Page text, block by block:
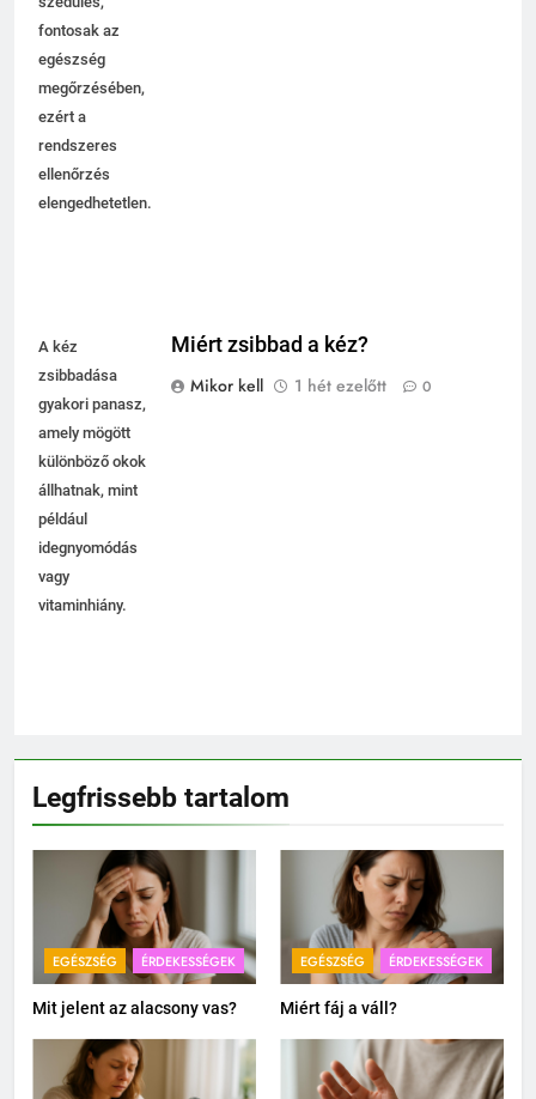
Legfrissebb tartalom
EGÉSZSÉG ÉRDEKESSÉGEK
Mit jelent az alacsony vas?
EGÉSZSÉG ÉRDEKESSÉGEK
Miért fáj a váll?
fontosak az
egészség
megőrzésében,
ezért a
rendszeres
ellenőrzés
elengedhetetlen.
A kéz
zsibbadása
gyakori panasz,
amely mögött
különböző okok
állhatnak, mint
például
idegnyomódás
vagy
vitaminhiány.
Miért zsibbad a kéz?
Mikor kell
1 hét ezelőtt 0